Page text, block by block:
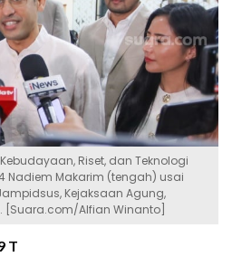
Riset, dan Teknologi
Nadiem Makarim (tengah) usai
Kejaksaan Agung,
[Suara.com/Alfian Winanto]
T